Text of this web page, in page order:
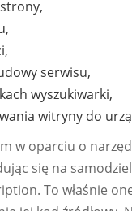
serwisu,
wyszukiwarki,
witryny do
w oparciu o
się na
To właśnie